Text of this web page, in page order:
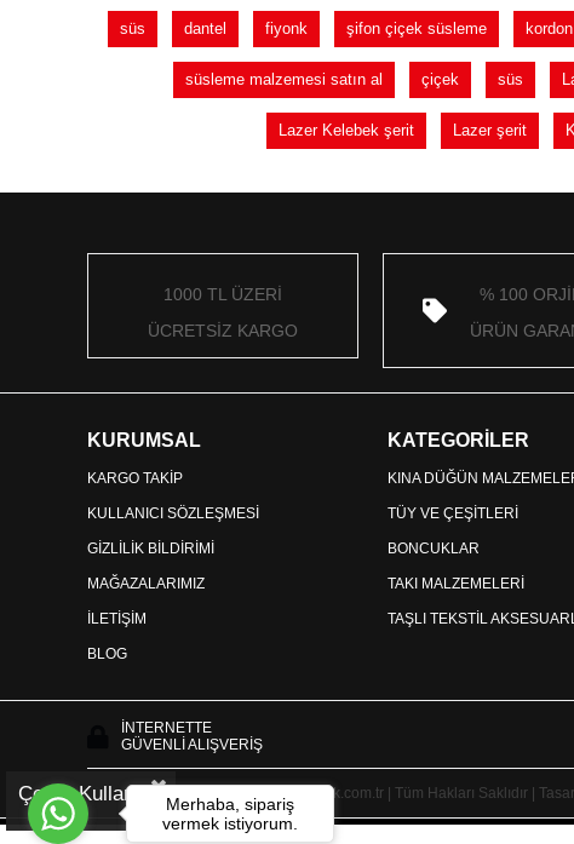
süs dantel fiyonk şifon çiçek süsleme kordon
süsleme malzemesi satın al çiçek süs
Lazer Kelebek şerit Lazer şerit
1000 TL ÜZERİ
ÜCRETSİZ KARGO
% 100
ÜRÜN
KURUMSAL
KARGO TAKİP
KULLANICI SÖZLEŞMESİ
GİZLİLİK BİLDİRİMİ
MAĞAZALARIMIZ
İLETİŞİM
BLOG
KATEGORİLER
KINA DÜĞÜN
TÜY VE ÇEŞİTLERİ
BONCUKLAR
TAKI MALZEMELERİ
TAŞLI TEKSTİL
İNTERNETTE
GÜVENLİ ALIŞVERİŞ
Copyright © 2025 HayalperestBoncuk.com.tr | Tüm Hakları Saklıdır |
Çerez KullanımıMerhaba, sipariş
vermek istiyorum.